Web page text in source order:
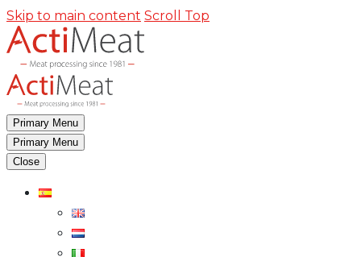
Skip to main content Scroll Top
Primary Menu
Primary Menu
Close